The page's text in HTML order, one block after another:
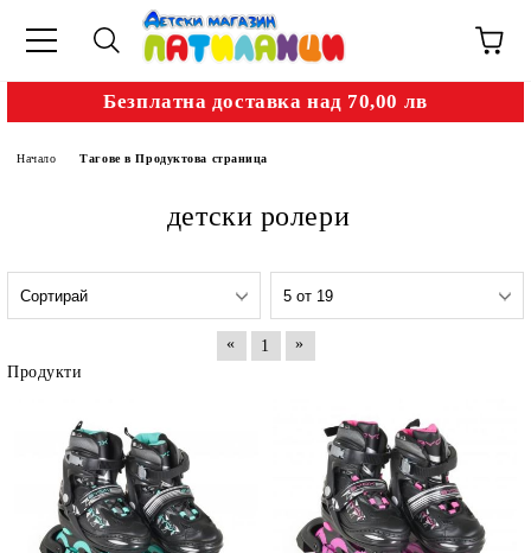
Безплатна доставка над 70,00 лв
Начало Тагове в Продуктова страница
детски ролери
« 1
»
Продукти